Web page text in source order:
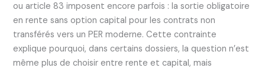
ou article 83 imposent encore parfois : la sortie obligatoire
en rente sans option capital pour les contrats non
transférés vers un PER moderne. Cette contrainte
explique pourquoi, dans certains dossiers, la question n’est
même plus de choisir entre rente et capital, mais